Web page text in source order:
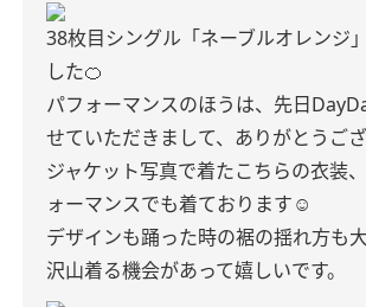
38枚目シングル「ネーブルオレンジ
した🍊
パフォーマンスのほうは、先日
せていただきまして、ありがとうござ
ジャケット写真で着たこちらの衣装
ォーマンスでも着ております☺︎
デザインも踊った時の裾の揺れ方も大
沢山着る機会があって嬉しいです。